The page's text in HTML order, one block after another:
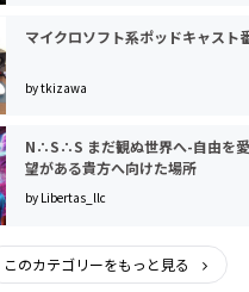
マイクロソフト系ポッドキャスト
by tkizawa
N∴S∴S まだ観ぬ世界へ-自由を愛する超人願
望がある貴方へ向けた場所
by Libertas_llc
このカテゴリーをもっと見る